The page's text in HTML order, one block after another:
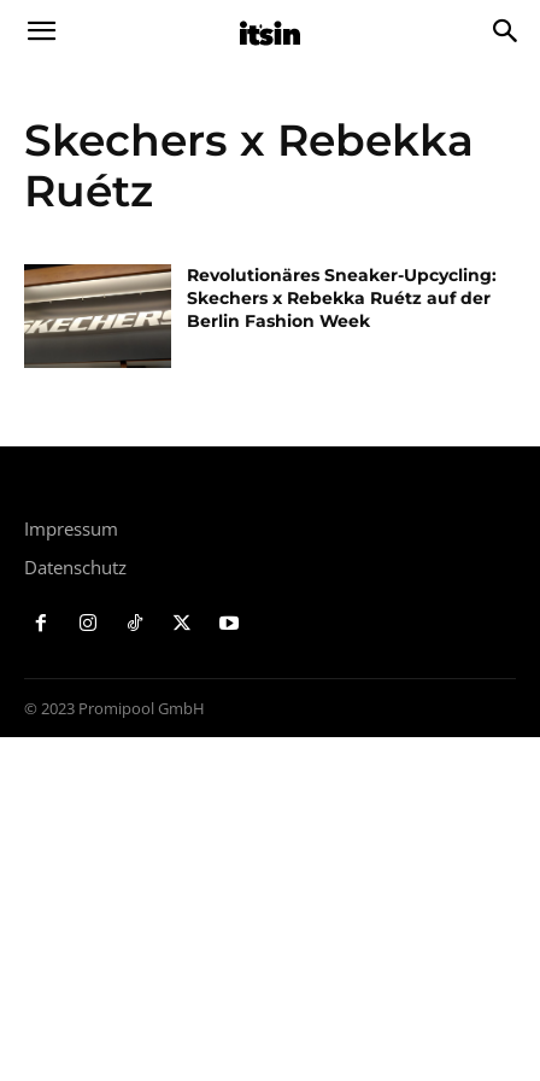
Skechers x Rebekka
Ruétz
Revolutionäres Sneaker-Upcycling:
Skechers x Rebekka Ruétz auf der
Berlin Fashion Week
Impressum
Datenschutz
© 2023 Promipool GmbH